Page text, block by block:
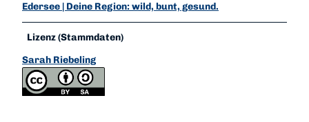
Edersee | Deine Region: wild, bunt, gesund.
Lizenz (Stammdaten)
Sarah Riebeling